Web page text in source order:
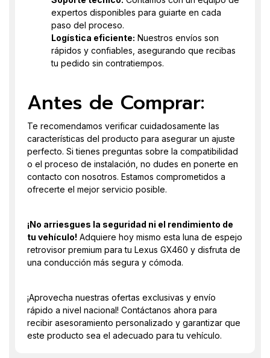
expertos disponibles para guiarte en cada
paso del proceso.
Logística eficiente: Nuestros envíos son
rápidos y confiables, asegurando que recibas
tu pedido sin contratiempos.
Antes de Comprar:
Te recomendamos verificar cuidadosamente las
características del producto para asegurar un ajuste
perfecto. Si tienes preguntas sobre la compatibilidad
o el proceso de instalación, no dudes en ponerte en
contacto con nosotros. Estamos comprometidos a
ofrecerte el mejor servicio posible.
¡No arriesgues la seguridad ni el rendimiento de
tu vehículo! Adquiere hoy mismo esta luna de espejo
retrovisor premium para tu Lexus GX460 y disfruta de
una conducción más segura y cómoda.
¡Aprovecha nuestras ofertas exclusivas y envío
rápido a nivel nacional! Contáctanos ahora para
recibir asesoramiento personalizado y garantizar que
este producto sea el adecuado para tu vehículo.